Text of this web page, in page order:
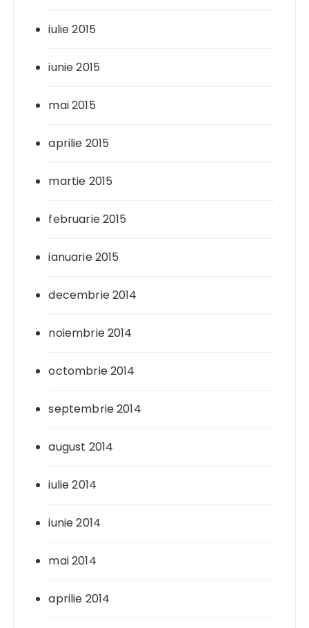
iulie 2015
iunie 2015
mai 2015
aprilie 2015
martie 2015
februarie 2015
ianuarie 2015
decembrie 2014
noiembrie 2014
octombrie 2014
septembrie 2014
august 2014
iulie 2014
iunie 2014
mai 2014
aprilie 2014